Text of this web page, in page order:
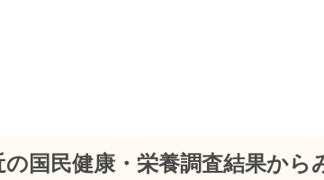
国民健康・栄養調査結果から